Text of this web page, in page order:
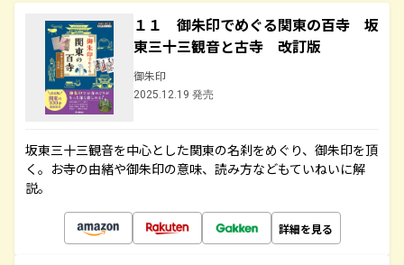
１１ 御朱印でめぐる関東の百寺 坂
東三十三観音と古寺 改訂版
御朱印
2025.12.19 発売
坂東三十三観音を中心とした関東の名刹をめぐり、御朱印を頂
く。お寺の由緒や御朱印の意味、読み方などもていねいに解
説。
詳細を見る